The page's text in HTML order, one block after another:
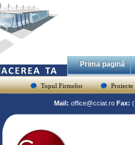
Prima pagină
Topul Firmelor Proiecte
Mail: office@cciat.ro Fax: